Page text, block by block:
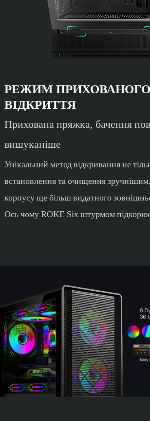
РЕЖИМ ПРИХОВАНОГО
ВІДКРИТТЯ
Прихована пряжка, бачення
вишуканіше
Унікальний метод відкривання не
встановлення та очищення
корпусу ще більш видатного
Ось чому ROKE Six штурмом підкорює